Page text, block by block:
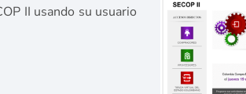
II usando su usuario